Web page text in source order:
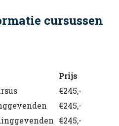
cursussen
Prijs
€245,-
€245,-
€245,-